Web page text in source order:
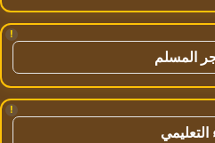
!
المسلم
!